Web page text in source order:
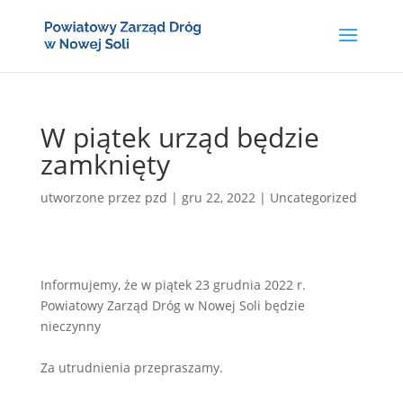
W piątek urząd będzie
zamknięty
utworzone przez pzd | gru 22, 2022| Uncategorized
Informujemy, że w piątek 23 grudnia 2022 r.
Powiatowy Zarząd Dróg w Nowej Soli będzie
nieczynny
Za utrudnienia przepraszamy.